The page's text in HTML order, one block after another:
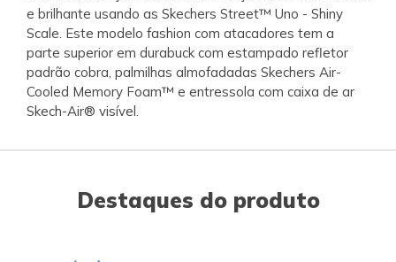
e brilhante usando as Skechers Street™ Uno - Shiny
Scale. Este modelo fashion com atacadores tem a
parte superior em durabuck com estampado refletor
padrão cobra, palmilhas almofadadas Skechers Air-
Cooled Memory Foam™ e entressola com caixa de ar
Skech-Air® visível.
Destaques do produto